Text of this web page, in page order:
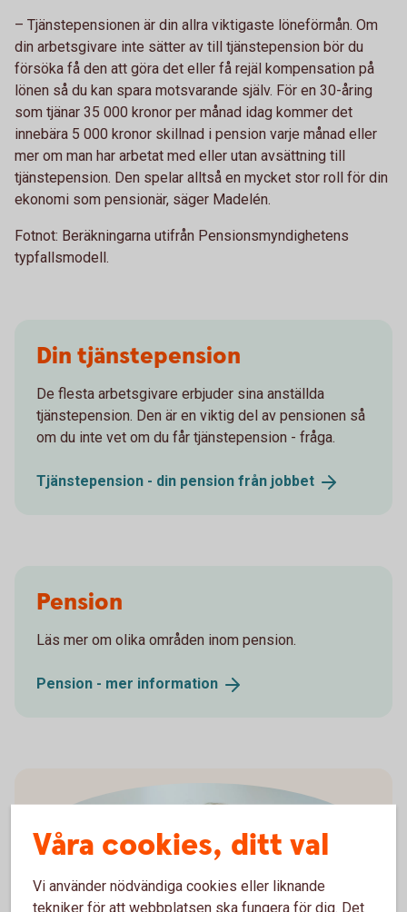
– Tjänstepensionen är din allra viktigaste löneförmån. Om
din arbetsgivare inte sätter av till tjänstepension bör du
försöka få den att göra det eller få rejäl kompensation på
lönen så du kan spara motsvarande själv. För en 30-åring
som tjänar 35 000 kronor per månad idag kommer det
innebära 5 000 kronor skillnad i pension varje månad eller
mer om man har arbetat med eller utan avsättning till
tjänstepension. Den spelar alltså en mycket stor roll för din
ekonomi som pensionär, säger Madelén.
Fotnot: Beräkningarna utifrån Pensionsmyndighetens
typfallsmodell.
Din tjänstepension
De flesta arbetsgivare erbjuder sina anställda
tjänstepension. Den är en viktig del av pensionen så
om du inte vet om du får tjänstepension - fråga.
Tjänstepension - din pension från jobbet
Pension
Läs mer om olika områden inom pension.
Pension - mer information
Våra cookies, ditt val
Vi använder nödvändiga cookies eller liknande
tekniker för att webbplatsen ska fungera för dig. Det